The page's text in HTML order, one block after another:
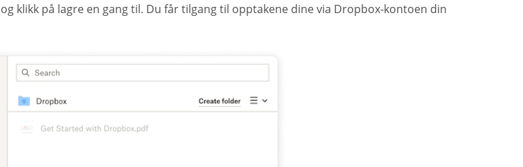
klikk på lagre en gang til. Du får tilgang til opptakene dine via Dropbox-kontoen din